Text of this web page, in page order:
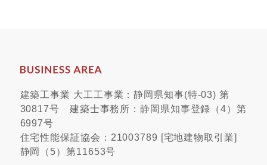
建築工事業 大工工事業：静岡県知事(特-03) 第
30817号 建築士事務所：静岡県知事登録（4）第
6997号
住宅性能保証協会：21003789 [宅地建物取引業]
静岡（5）第11653号